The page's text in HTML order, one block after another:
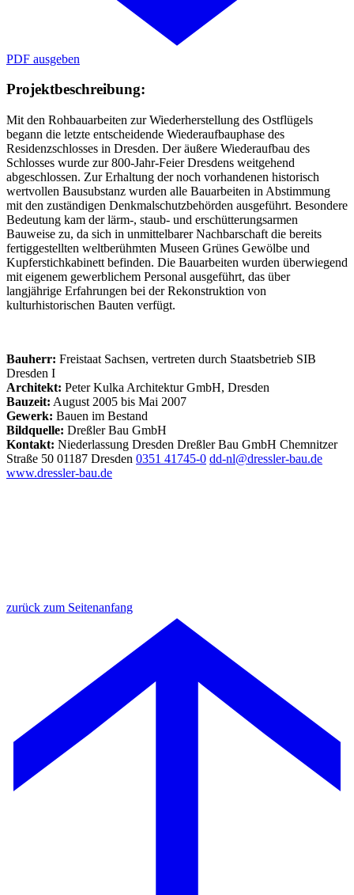
PDF ausgeben
Projektbeschreibung:
Mit den Rohbauarbeiten zur Wiederherstellung des Ostflügels
begann die letzte entscheidende Wiederaufbauphase des
Residenzschlosses in Dresden. Der äußere Wiederaufbau des
Schlosses wurde zur 800-Jahr-Feier Dresdens weitgehend
abgeschlossen. Zur Erhaltung der noch vorhandenen historisch
wertvollen Bausubstanz wurden alle Bauarbeiten in Abstimmung
mit den zuständigen Denkmalschutzbehörden ausgeführt. Besondere
Bedeutung kam der lärm-, staub- und erschütterungsarmen
Bauweise zu, da sich in unmittelbarer Nachbarschaft die bereits
fertiggestellten weltberühmten Museen Grünes Gewölbe und
Kupferstichkabinett befinden. Die Bauarbeiten wurden überwiegend
mit eigenem gewerblichem Personal ausgeführt, das über
langjährige Erfahrungen bei der Rekonstruktion von
kulturhistorischen Bauten verfügt.
Bauherr: Freistaat Sachsen, vertreten durch Staatsbetrieb SIB
Dresden I
Architekt: Peter Kulka Architektur GmbH, Dresden
Bauzeit: August 2005 bis Mai 2007
Gewerk: Bauen im Bestand
Bildquelle: Dreßler Bau GmbH
Kontakt: Niederlassung Dresden Dreßler Bau GmbH Chemnitzer
Straße 50 01187 Dresden 0351 41745-0 dd-nl@dressler-bau.de
www.dressler-bau.de
zurück zum Seitenanfang